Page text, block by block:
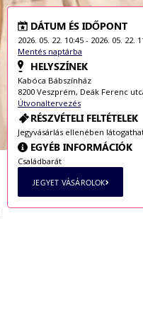
DÁTUM ÉS IDŐPONT
2026. 05. 22. 10:45 - 2026. 05. 22.
Mentés naptárba
HELYSZÍNEK
Kabóca Bábszínház
8200 Veszprém, Deák Ferenc
Útvonaltervezés
RÉSZVÉTELI FELTÉTELEK
Jegyvásárlás ellenében
EGYÉB INFORMÁCIÓK
Családbarát
JEGYET VÁSÁROLOK